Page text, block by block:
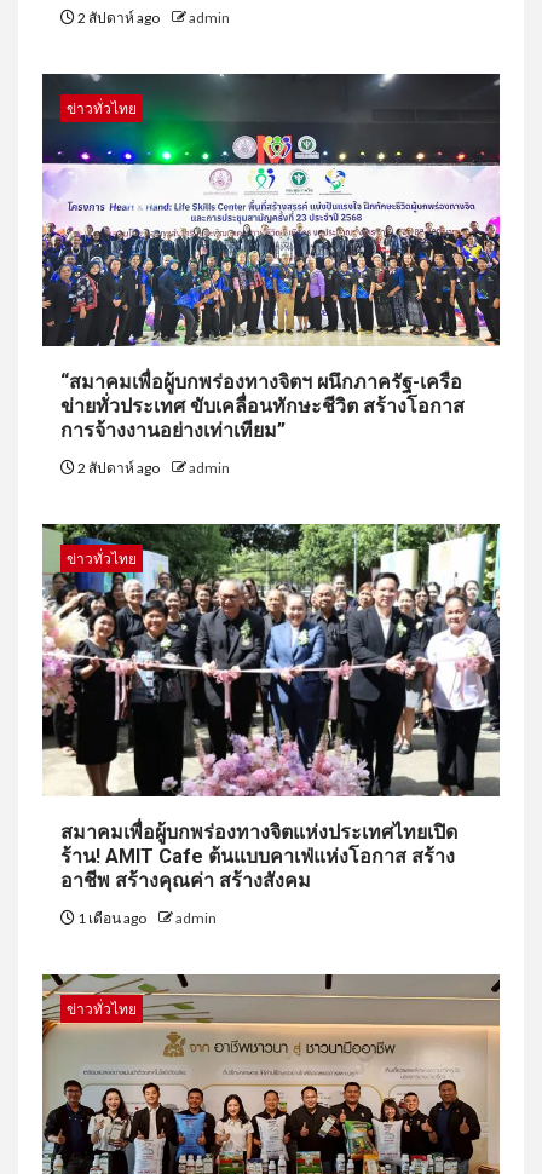
2 สัปดาห์ ago admin
ข่าวทั่วไทย
“สมาคมเพื่อผู้บกพร่องทางจิตฯ ผนึกภาครัฐ-เครือ
ข่ายทั่วประเทศ ขับเคลื่อนทักษะชีวิต สร้างโอกาส
การจ้างงานอย่างเท่าเทียม”
2 สัปดาห์ ago admin
ข่าวทั่วไทย
สมาคมเพื่อผู้บกพร่องทางจิตแห่งประเทศไทยเปิด
ร้าน! AMIT Cafe ต้นแบบคาเฟ่แห่งโอกาส สร้าง
อาชีพ สร้างคุณค่า สร้างสังคม
1 เดือน ago admin
ข่าวทั่วไทย